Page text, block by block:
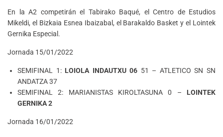
En la A2 competirán el Tabirako Baqué, el Centro de Estudios
Mikeldi, el Bizkaia Esnea Ibaizabal, el Barakaldo Basket y el Lointek
Gernika Especial.
Jornada 15/01/2022
SEMIFINAL 1: LOIOLA INDAUTXU 06 51 – ATLETICO SN SN
ANDATZA 37
SEMIFINAL 2: MARIANISTAS KIROLTASUNA 0 – LOINTEK
GERNIKA 2
Jornada 16/01/2022